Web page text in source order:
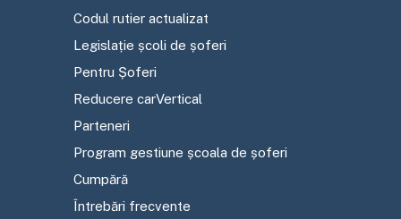
Codul rutier actualizat
Legislație școli de șoferi
Pentru Șoferi
Reducere carVertical
Parteneri
Program gestiune școala de șoferi
Cumpără
Întrebări frecvente